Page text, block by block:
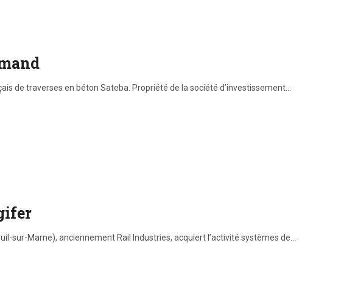
de traverses en béton Sateba. Propriété de la société d’investissement…
sur-Marne), anciennement Rail Industries, acquiert l’activité systèmes de…